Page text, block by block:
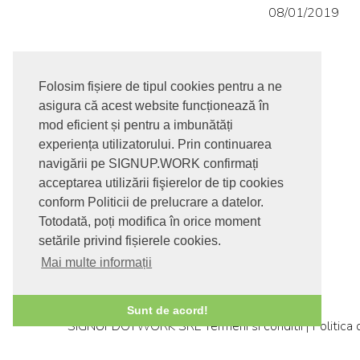
Folosim fișiere de tipul cookies pentru a ne
asigura că acest website funcționează în
mod eficient și pentru a imbunătăți
experiența utilizatorului. Prin continuarea
navigării pe SIGNUP.WORK confirmați
acceptarea utilizării fişierelor de tip cookies
conform Politicii de prelucrare a datelor.
Totodată, poți modifica în orice moment
setările privind fișierele cookies.
Mai multe informații
Sunt de acord!
08/01/2019
© 2017-2026. Toate drepturile rezervate
SIGNUPDOTWORK SRLTermeni si conditii | Politica